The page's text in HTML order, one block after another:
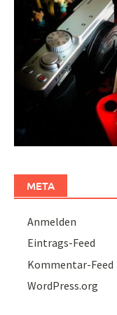
META
Anmelden
Eintrags-Feed
Kommentar-Feed
WordPress.org